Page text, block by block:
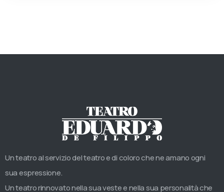
Un teatro al servizio del teatro e di coloro che ne amano ogni
sua espressione.
Un teatro rinnovato nella sua veste e nella sua personalità che